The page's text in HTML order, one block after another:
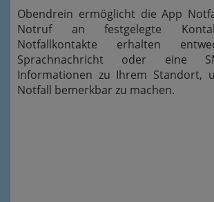
Obendrein ermöglicht die App
Notruf an festgelegte
Notfallkontakte erhalten
Sprachnachricht oder eine
Informationen zu Ihrem Standort,
Notfall bemerkbar zu machen.